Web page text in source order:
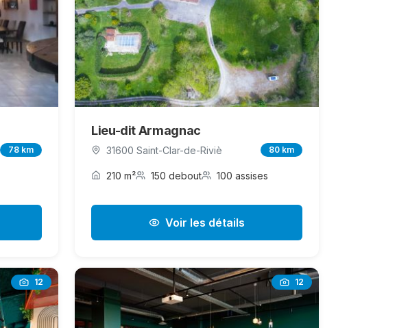
78 km
Lieu-dit Armagnac
31600 Saint-Clar-de-Riviè 80 km
210 m² 150 debout 100 assises
Voir les détails
12 12